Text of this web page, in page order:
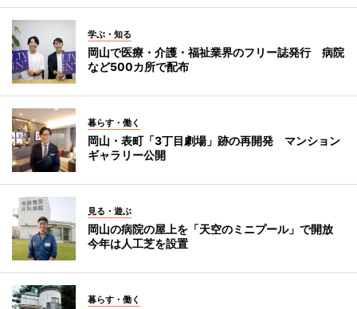
学ぶ・知る
岡山で医療・介護・福祉業界のフリー誌発行 病院
など500カ所で配布
暮らす・働く
岡山・表町「3丁目劇場」跡の再開発 マンション
ギャラリー公開
見る・遊ぶ
岡山の病院の屋上を「天空のミニプール」で開放
今年は人工芝を設置
暮らす・働く